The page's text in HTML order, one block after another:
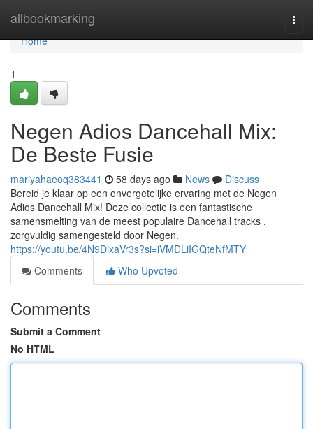
allbookmarking
Home
Home
1
Negen Adios Dancehall Mix:
De Beste Fusie
mariyahaeoq383441 58 days ago News
Discuss
Bereid je klaar op een onvergetelijke ervaring met de Negen
Adios Dancehall Mix! Deze collectie is een fantastische
samensmelting van de meest populaire Dancehall tracks ,
zorgvuldig samengesteld door Negen.
https://youtu.be/4N9DixaVr3s?si=iVMDLiIGQteNfMTY
Comments
Who Upvoted
Comments
Submit a Comment
No HTML